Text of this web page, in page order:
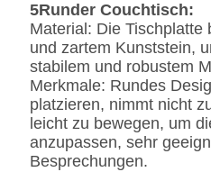
5Runder Couchtisch:
Material: Die Tischplatte
und zartem Kunststein,
stabilem und robustem
Merkmale: Rundes
platzieren, nimmt nicht
leicht zu bewegen, um
anzupassen, sehr
Besprechungen.